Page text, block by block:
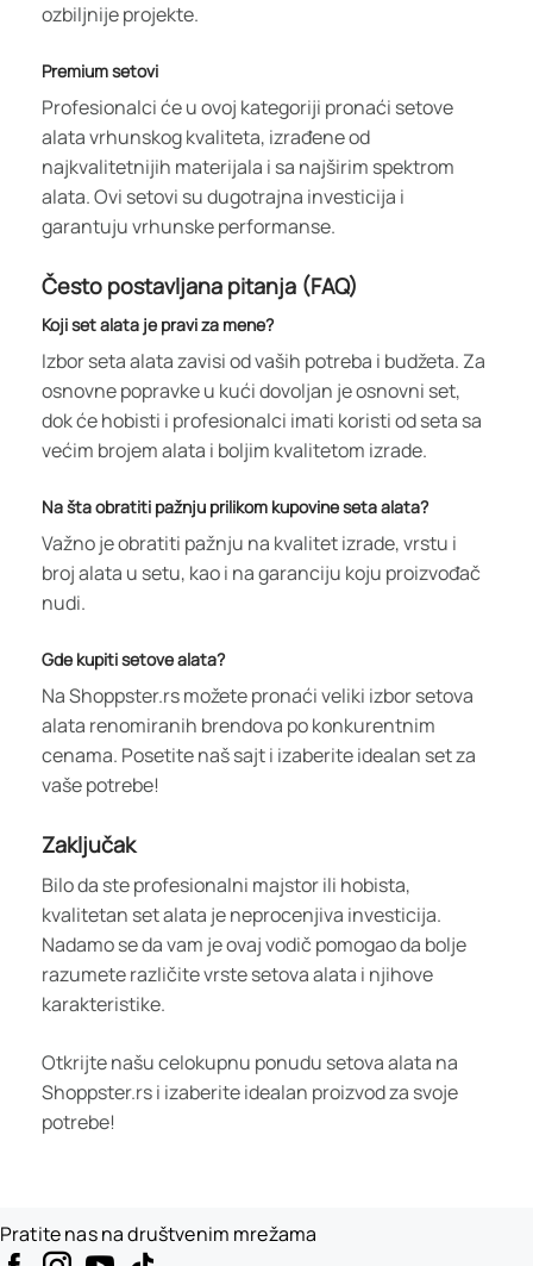
ozbiljnije projekte.
Premium setovi
Profesionalci će u ovoj kategoriji pronaći setove
alata vrhunskog kvaliteta, izrađene od
najkvalitetnijih materijala i sa najširim spektrom
alata. Ovi setovi su dugotrajna investicija i
garantuju vrhunske performanse.
Često postavljana pitanja (FAQ)
Koji set alata je pravi za mene?
Izbor seta alata zavisi od vaših potreba i budžeta. Za
osnovne popravke u kući dovoljan je osnovni set,
dok će hobisti i profesionalci imati koristi od seta sa
većim brojem alata i boljim kvalitetom izrade.
Na šta obratiti pažnju prilikom kupovine seta alata?
Važno je obratiti pažnju na kvalitet izrade, vrstu i
broj alata u setu, kao i na garanciju koju proizvođač
nudi.
Gde kupiti setove alata?
Na Shoppster.rs možete pronaći veliki izbor setova
alata renomiranih brendova po konkurentnim
cenama. Posetite naš sajt i izaberite idealan set za
vaše potrebe!
Zaključak
Bilo da ste profesionalni majstor ili hobista,
kvalitetan set alata je neprocenjiva investicija.
Nadamo se da vam je ovaj vodič pomogao da bolje
razumete različite vrste setova alata i njihove
karakteristike.
Otkrijte našu celokupnu ponudu setova alata na
Shoppster.rs i izaberite idealan proizvod za svoje
potrebe!
Pratite nas na društvenim mrežama